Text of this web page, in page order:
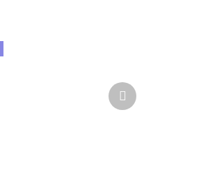
Další
produkt